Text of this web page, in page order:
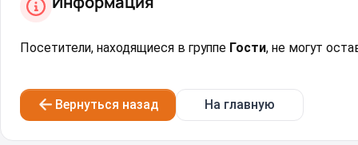
Посетители, находящиеся в группе Гости, не могут
Вернуться назад На главную